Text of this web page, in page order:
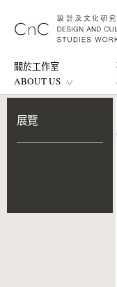
關於工作室
ABOUT US
展覽